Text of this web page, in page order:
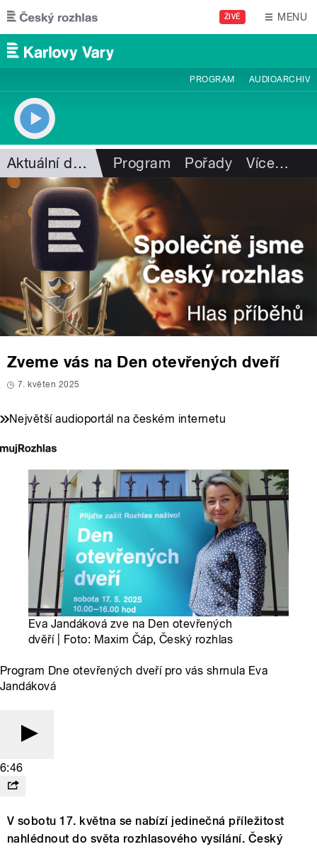
Přejít k hlavnímu obsahu
ŽIVĚ MENU
PROGRAM AUDIOARCHIV
Aktuální dění Program Pořady Více…
Zveme vás na Den otevřených dveří
7. květen 2025
Největší audioportál na českém internetu
Eva Jandáková zve na Den otevřených
dvěří | Foto: Maxim Čáp, Český rozhlas
Program Dne otevřených dveří pro vás shrnula Eva
Jandáková
6:46
V sobotu 17. května se nabízí jedinečná příležitost
nahlédnout do světa rozhlasového vysílání. Český